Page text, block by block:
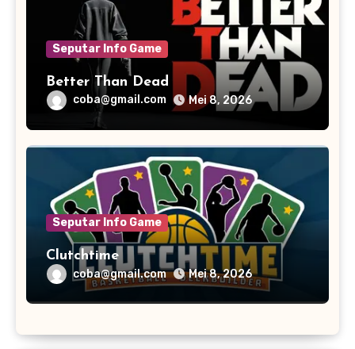
Seputar Info Game
Better Than Dead
coba@gmail.com Mei 8, 2026
Seputar Info Game
Clutchtime
coba@gmail.com Mei 8, 2026